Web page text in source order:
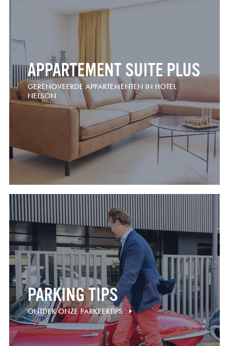
APPARTEMENT SUITE PLUS
GERENOVEERDE APPARTEMENTEN IN HOTEL
NELSON
PARKING TIPS
ONTDEK ONZE PARKEERTIPS